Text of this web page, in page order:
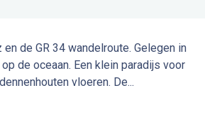
de GR 34 wandelroute. Gelegen in
de oceaan. Een klein paradijs voor
vloeren. De...